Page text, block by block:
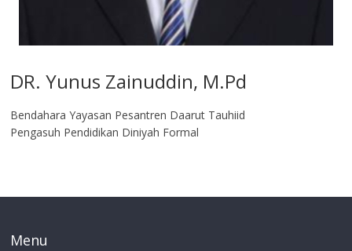
DR. Yunus Zainuddin, M.Pd
Bendahara Yayasan Pesantren Daarut Tauhiid
Pengasuh Pendidikan Diniyah Formal
Menu